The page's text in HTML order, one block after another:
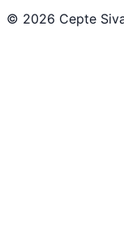
© 2026 Cepte